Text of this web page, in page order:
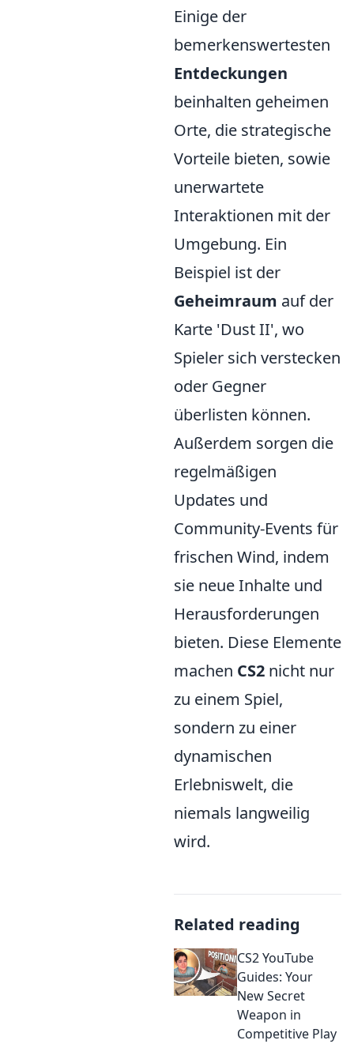
Einige der
bemerkenswertesten
Entdeckungen
beinhalten geheimen
Orte, die strategische
Vorteile bieten, sowie
unerwartete
Interaktionen mit der
Umgebung. Ein
Beispiel ist der
Geheimraum auf der
Karte 'Dust II', wo
Spieler sich verstecken
oder Gegner
überlisten können.
Außerdem sorgen die
regelmäßigen
Updates und
Community-Events für
frischen Wind, indem
sie neue Inhalte und
Herausforderungen
bieten. Diese Elemente
machen CS2 nicht nur
zu einem Spiel,
sondern zu einer
dynamischen
Erlebniswelt, die
niemals langweilig
wird.
Related reading
CS2 YouTube
Guides: Your
New Secret
Weapon in
Competitive Play